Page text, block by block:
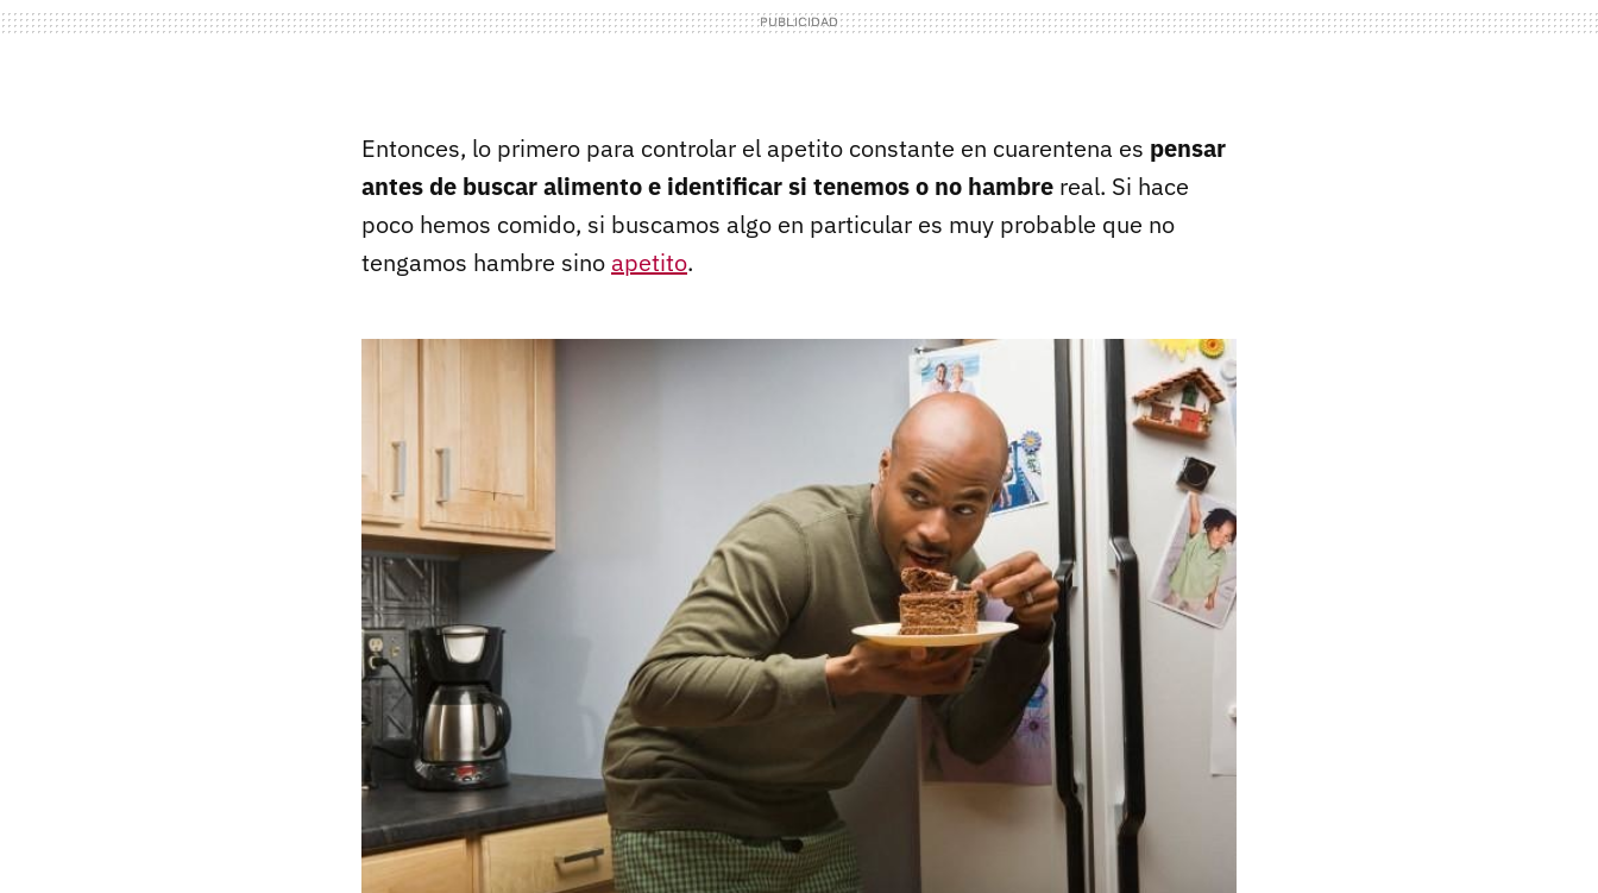
Entonces, lo primero para controlar el apetito constante en cuarentena es pensar
antes de buscar alimento e identificar si tenemos o no hambre real. Si hace
poco hemos comido, si buscamos algo en particular es muy probable que no
tengamos hambre sino apetito.